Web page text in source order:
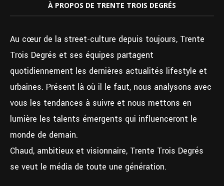
À PROPOS DE TRENTE TROIS DEGRÉS
Au cœur de la street-culture depuis toujours, Trente
Trois Degrés et ses équipes partagent
quotidiennement les dernières actualités lifestyle et
urbaines. Présent là où il le faut, nous analysons avec
vous les tendances à suivre et nous mettons en
lumière les talents émergents qui influenceront le
monde de demain.
Chaud, ambitieux et visionnaire, Trente Trois Degrés
se veut le média de toute une génération.